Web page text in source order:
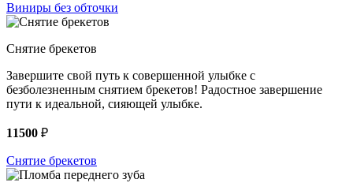
Виниры без обточки
Снятие брекетов
Завершите свой путь к совершенной улыбке с
безболезненным снятием брекетов! Радостное завершение
пути к идеальной, сияющей улыбке.
11500 ₽
Снятие брекетов